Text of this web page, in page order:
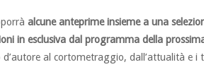
alcune anteprime insieme a una
in esclusiva dal programma della
al cortometraggio, dall’attualità e i